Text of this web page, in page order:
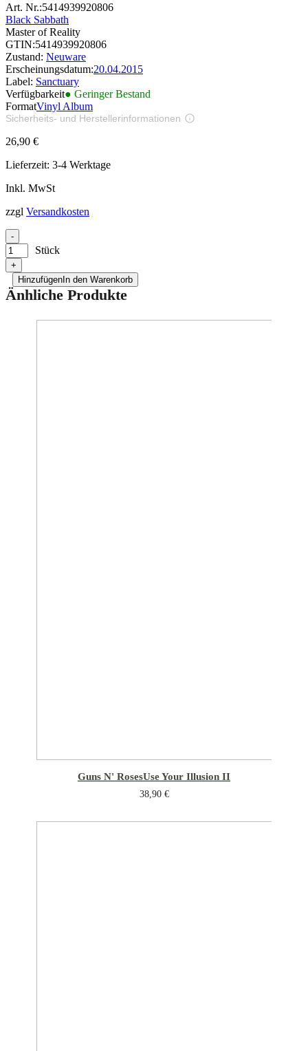
Art. Nr.:5414939920806
Black Sabbath
Master of Reality
GTIN:5414939920806
Zustand: Neuware
Erscheinungsdatum:20.04.2015
Label: Sanctuary
Verfügbarkeit● Geringer Bestand
FormatVinyl Album
Sicherheits- und Herstellerinformationen
26,90 €
Lieferzeit: 3-4 Werktage
Inkl. MwSt
zzgl Versandkosten
-
Stück
+
HinzufügenIn den Warenkorb
Änhliche Produkte
Guns N' RosesUse Your Illusion II
38,90 €